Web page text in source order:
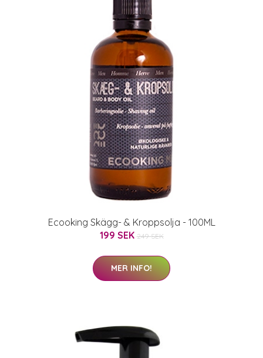
Ecooking Skägg- & Kroppsolja - 100ML
199 SEK 249 SEK
MER INFO!